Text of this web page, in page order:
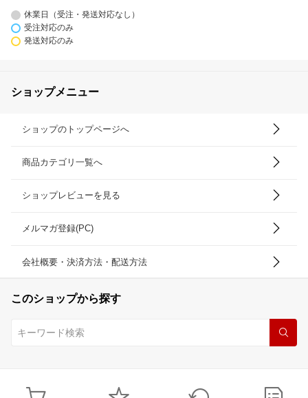
休業日（受注・発送対応なし）
受注対応のみ
発送対応のみ
ショップメニュー
ショップのトップページへ
商品カテゴリ一覧へ
ショップレビューを見る
メルマガ登録(PC)
会社概要・決済方法・配送方法
このショップから探す